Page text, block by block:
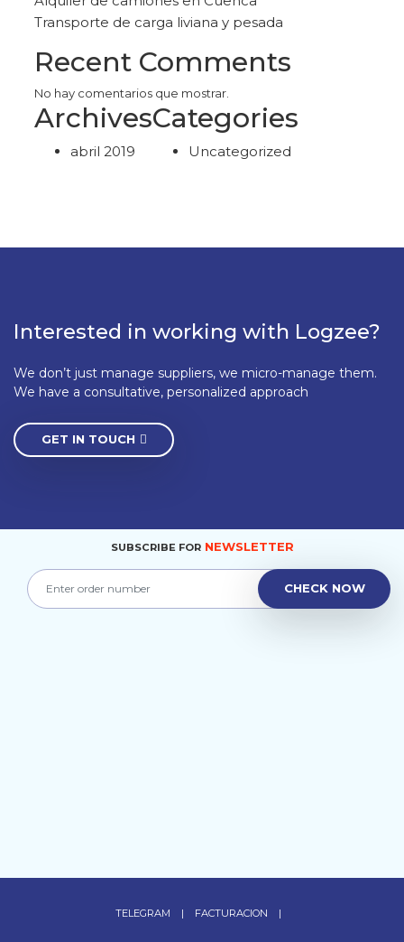
Transporte de carga liviana y pesada
Recent Comments
No hay comentarios que mostrar.
Archives
abril 2019
Categories
Uncategorized
Interested in working with Logzee?
We don’t just manage suppliers, we micro-manage them.
We have a consultative, personalized approach
GET IN TOUCH
SUBSCRIBE FORNEWSLETTER
TELEGRAM | FACTURACION |